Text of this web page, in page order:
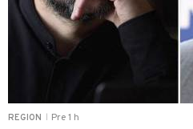
REGION Pre 1 h